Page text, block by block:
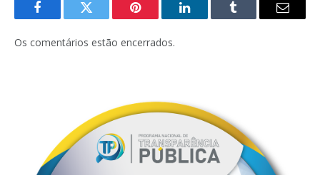
FacebookTwitter Pinterest LinkedInTumblr
E-
Os comentários estão encerrados.